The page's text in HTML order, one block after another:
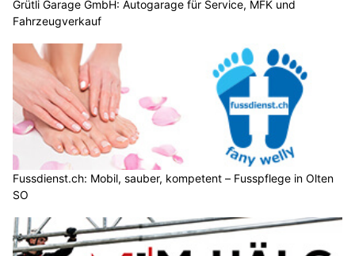
Grütli Garage GmbH: Autogarage für Service, MFK und
Fahrzeugverkauf
Fussdienst.ch: Mobil, sauber, kompetent – Fusspflege in Olten
SO